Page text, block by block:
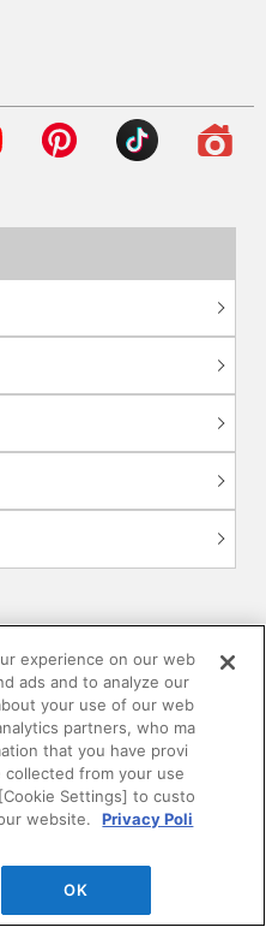
experience on our web
ads and to analyze our
your use of our web
partners, who ma
that you have provi
from your use
Settings] to custo
website.
Privacy Poli
OK